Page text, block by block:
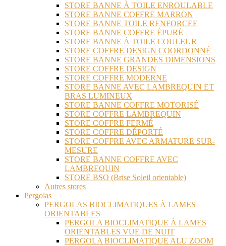
STORE BANNE À TOILE ENROULABLE
STORE BANNE COFFRE MARRON
STORE BANNE TOILE RENFORCEE
STORE BANNE COFFRE ÉPURÉ
STORE BANNE À TOILE COULEUR
STORE COFFRE DESIGN COORDONNÉ
STORE BANNE GRANDES DIMENSIONS
STORE COFFRE DESIGN
STORE COFFRE MODERNE
STORE BANNE AVEC LAMBREQUIN ET
BRAS LUMINEUX
STORE BANNE COFFRE MOTORISÉ
STORE COFFRE LAMBREQUIN
STORE COFFRE FERMÉ
STORE COFFRE DÉPORTÉ
STORE COFFRE AVEC ARMATURE SUR-
MESURE
STORE BANNE COFFRE AVEC
LAMBREQUIN
STORE BSO (Brise Soleil orientable)
Autres stores
Pergolas
PERGOLAS BIOCLIMATIQUES À LAMES
ORIENTABLES
PERGOLA BIOCLIMATIQUE À LAMES
ORIENTABLES VUE DE NUIT
PERGOLA BIOCLIMATIQUE ALU ZOOM